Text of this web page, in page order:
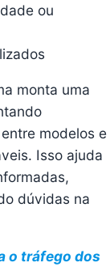
ou
monta uma
modelos e
Isso ajuda
dúvidas na
o tráfego dos